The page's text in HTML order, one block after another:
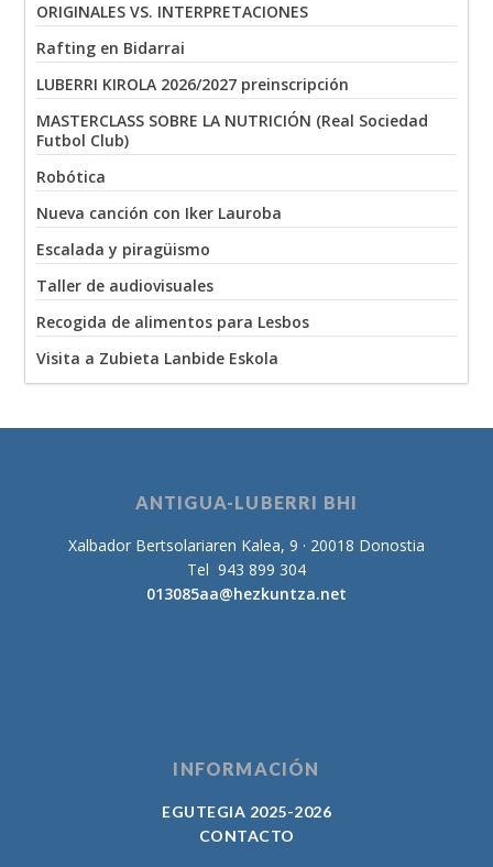
ORIGINALES VS. INTERPRETACIONES
Rafting en Bidarrai
LUBERRI KIROLA 2026/2027 preinscripción
MASTERCLASS SOBRE LA NUTRICIÓN (Real Sociedad
Futbol Club)
Robótica
Nueva canción con Iker Lauroba
Escalada y piragüismo
Taller de audiovisuales
Recogida de alimentos para Lesbos
Visita a Zubieta Lanbide Eskola
ANTIGUA-LUBERRI BHI
Xalbador Bertsolariaren Kalea, 9 · 20018 Donostia
Tel 943 899 304
013085aa@hezkuntza.net
INFORMACIÓN
EGUTEGIA 2025-2026
CONTACTO